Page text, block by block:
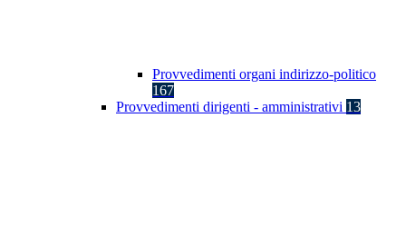
Provvedimenti organi indirizzo-politico
167
Provvedimenti dirigenti - amministrativi 13